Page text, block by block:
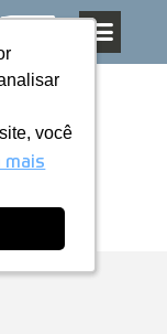
você
mais
você
mais